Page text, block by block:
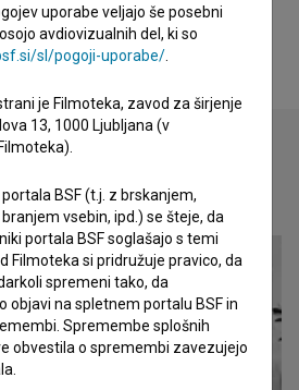
Oglejte si
uporabe veljajo še posebni
avdiovizualnih del, ki so
sl/pogoji-uporabe/
je Filmoteka, zavod za širjenje
13, 1000 Ljubljana (v
BSF (t.j. z brskanjem,
vsebin, ipd.) se šteje, da
portala BSF soglašajo s temi
Filmoteka si pridružuje pravico, da
spremeni tako, da
objavi na spletnem portalu BSF in
Spremembe splošnih
obvestila o spremembi zavezujejo